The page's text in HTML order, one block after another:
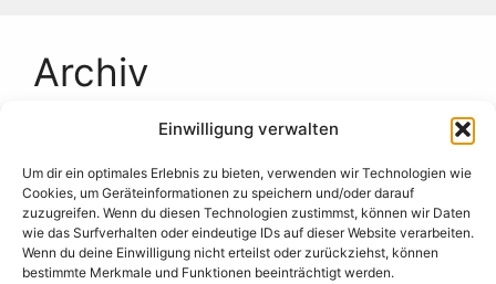
Einwilligung verwalten
Um dir ein optimales Erlebnis zu bieten, verwenden wir Technologien wie
Cookies, um Geräteinformationen zu speichern und/oder darauf
zuzugreifen. Wenn du diesen Technologien zustimmst, können wir Daten
wie das Surfverhalten oder eindeutige IDs auf dieser Website verarbeiten.
Wenn du deine Einwilligung nicht erteilst oder zurückziehst, können
bestimmte Merkmale und Funktionen beeinträchtigt werden.
Archiv
Juni 2026
Mai 2026
April 2026
März 2026